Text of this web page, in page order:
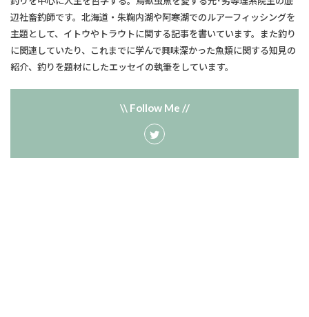
辺社畜釣師です。北海道・朱鞠内湖や阿寒湖でのルアーフィッシングを
主題として、​イトウやトラウトに関する記事を書いています。また釣り
に関連していたり、​これまでに学んで興味深かった魚類に関する知見の
紹介、釣りを題材にしたエッセイの執筆をしています。
\\ Follow Me //